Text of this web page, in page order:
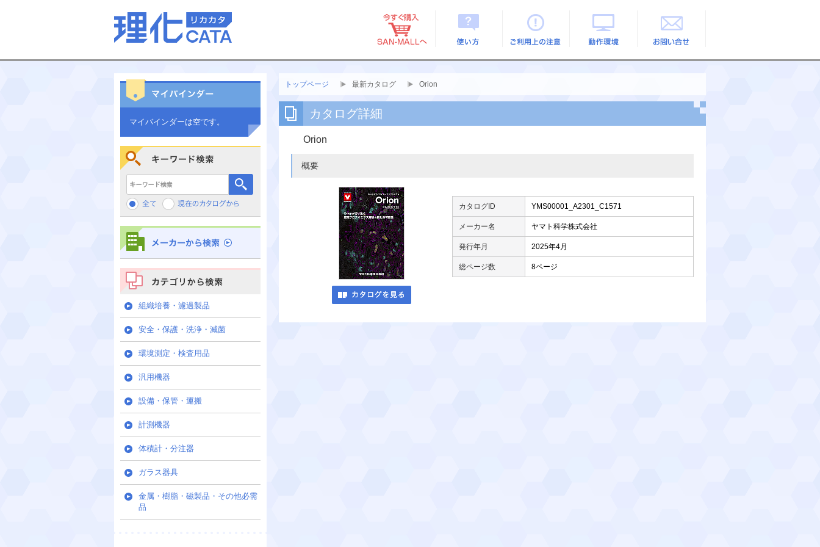
トップページ 最新カタログ Orion
カタログ詳細
Orion
概要
カタログID YMS00001_A2301_C1571
メーカー名 ヤマト科学株式会社
発行年月 2025年4月
総ページ数 8ページ
マイバインダーは空です。
キーワード検索
カテゴリから検索
組織培養・濾過製品
安全・保護・洗浄・滅菌
環境測定・検査用品
汎用機器
設備・保管・運搬
計測機器
体積計・分注器
ガラス器具
金属・樹脂・磁製品・その他必需
品